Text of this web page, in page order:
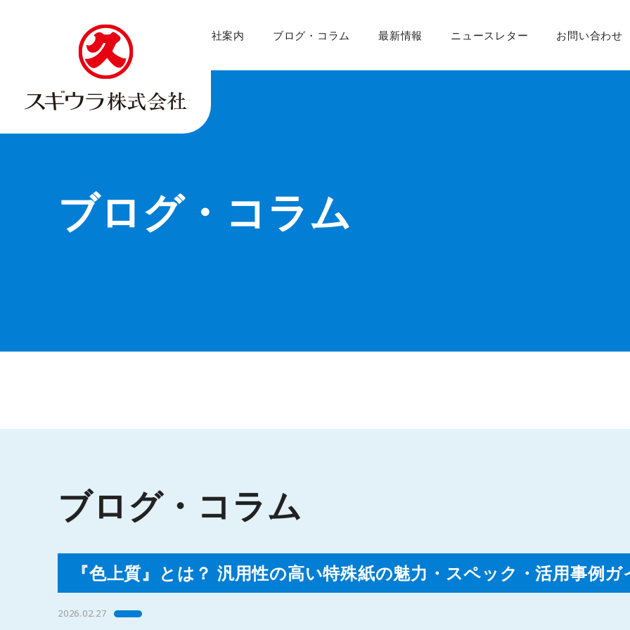
事業紹介 会社案内 ブログ・コラム 最新情報 ニュースレター お問い合わせ
ブログ・コラム
ブログ・コラム
『色上質』とは？ 汎用性の高い特殊紙の魅力・スペック・活用事例ガ
2026.02.27